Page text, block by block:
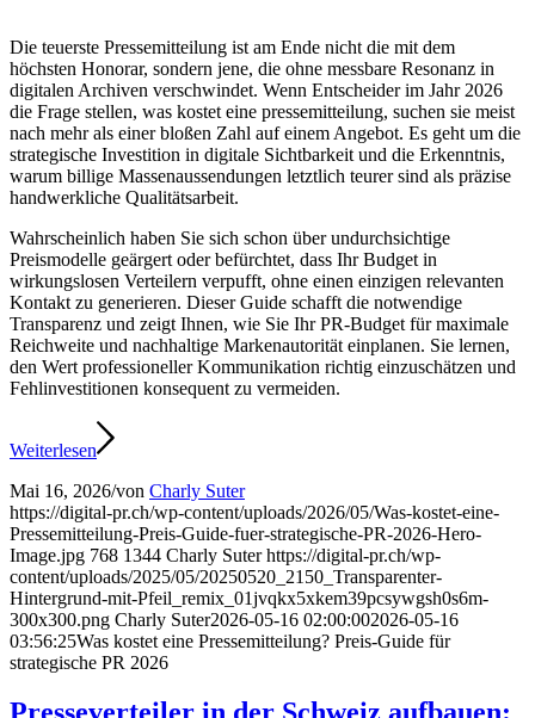
Die teuerste Pressemitteilung ist am Ende nicht die mit dem
höchsten Honorar, sondern jene, die ohne messbare Resonanz in
digitalen Archiven verschwindet. Wenn Entscheider im Jahr 2026
die Frage stellen, was kostet eine pressemitteilung, suchen sie meist
nach mehr als einer bloßen Zahl auf einem Angebot. Es geht um die
strategische Investition in digitale Sichtbarkeit und die Erkenntnis,
warum billige Massenaussendungen letztlich teurer sind als präzise
handwerkliche Qualitätsarbeit.
Wahrscheinlich haben Sie sich schon über undurchsichtige
Preismodelle geärgert oder befürchtet, dass Ihr Budget in
wirkungslosen Verteilern verpufft, ohne einen einzigen relevanten
Kontakt zu generieren. Dieser Guide schafft die notwendige
Transparenz und zeigt Ihnen, wie Sie Ihr PR-Budget für maximale
Reichweite und nachhaltige Markenautorität einplanen. Sie lernen,
den Wert professioneller Kommunikation richtig einzuschätzen und
Fehlinvestitionen konsequent zu vermeiden.
Weiterlesen
Mai 16, 2026/von Charly Suter
https://digital-pr.ch/wp-content/uploads/2026/05/Was-kostet-eine-
Pressemitteilung-Preis-Guide-fuer-strategische-PR-2026-Hero-
Image.jpg 768 1344 Charly Suter https://digital-pr.ch/wp-
content/uploads/2025/05/20250520_2150_Transparenter-
Hintergrund-mit-Pfeil_remix_01jvqkx5xkem39pcsywgsh0s6m-
300x300.png Charly Suter2026-05-16 02:00:002026-05-16
03:56:25Was kostet eine Pressemitteilung? Preis-Guide für
strategische PR 2026